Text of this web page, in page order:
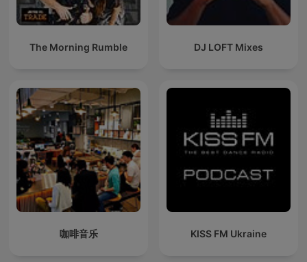
The Morning Rumble DJ LOFT Mixes
咖啡音乐 KISS FM Ukraine